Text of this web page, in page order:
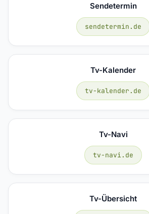
Sendetermin
sendetermin.de
Tv-Kalender
tv-kalender.de
Tv-Navi
tv-navi.de
Tv-Übersicht